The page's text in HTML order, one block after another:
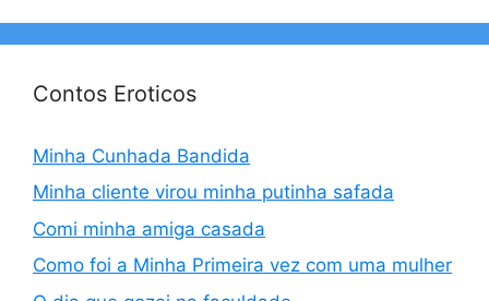
Contos Eroticos
Minha Cunhada Bandida
Minha cliente virou minha putinha safada
Comi minha amiga casada
Como foi a Minha Primeira vez com uma mulher